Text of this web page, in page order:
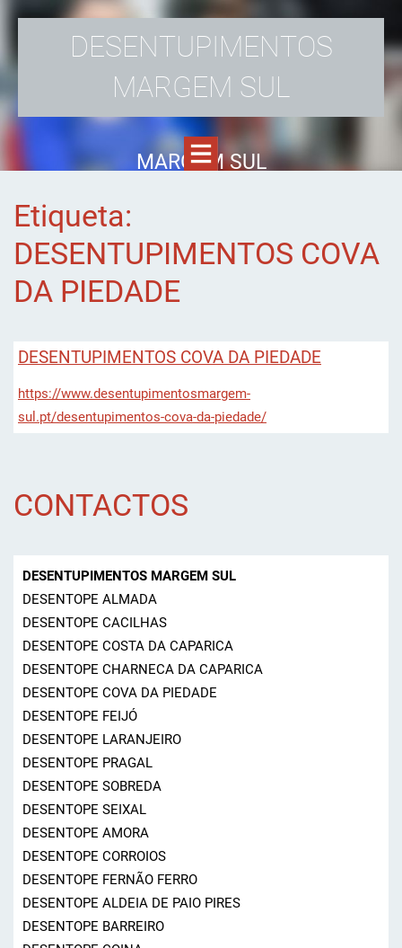
DESENTUPIMENTOS
MARGEM SUL
MARGEM SUL
Etiqueta:
DESENTUPIMENTOS COVA
DA PIEDADE
DESENTUPIMENTOS COVA DA PIEDADE
https://www.desentupimentosmargem-
sul.pt/desentupimentos-cova-da-piedade/
CONTACTOS
DESENTUPIMENTOS MARGEM SUL
DESENTOPE ALMADA
DESENTOPE CACILHAS
DESENTOPE COSTA DA CAPARICA
DESENTOPE CHARNECA DA CAPARICA
DESENTOPE COVA DA PIEDADE
DESENTOPE FEIJÓ
DESENTOPE LARANJEIRO
DESENTOPE PRAGAL
DESENTOPE SOBREDA
DESENTOPE SEIXAL
DESENTOPE AMORA
DESENTOPE CORROIOS
DESENTOPE FERNÃO FERRO
DESENTOPE ALDEIA DE PAIO PIRES
DESENTOPE BARREIRO